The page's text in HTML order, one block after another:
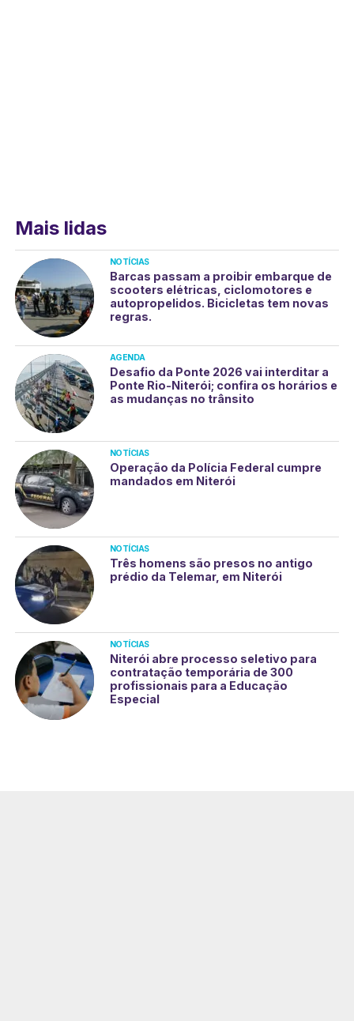
Mais lidas
NOTÍCIAS
Barcas passam a proibir embarque de
scooters elétricas, ciclomotores e
autopropelidos. Bicicletas tem novas
regras.
AGENDA
Desafio da Ponte 2026 vai interditar a
Ponte Rio-Niterói; confira os horários e
as mudanças no trânsito
NOTÍCIAS
Operação da Polícia Federal cumpre
mandados em Niterói
NOTÍCIAS
Três homens são presos no antigo
prédio da Telemar, em Niterói
NOTÍCIAS
Niterói abre processo seletivo para
contratação temporária de 300
profissionais para a Educação
Especial